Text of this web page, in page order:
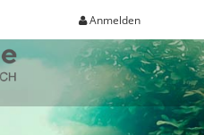
Anmelden